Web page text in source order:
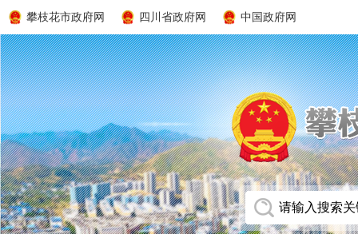
攀枝花市政府网 四川省政府网 中国政府网